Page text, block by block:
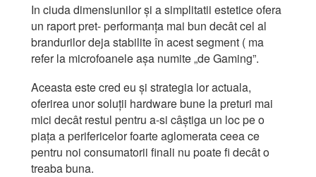
In ciuda dimensiunilor și a simplitatii estetice ofera
un raport pret- performanța mai bun decât cel al
brandurilor deja stabilite în acest segment ( ma
refer la microfoanele așa numite „de Gaming”.
Aceasta este cred eu și strategia lor actuala,
oferirea unor soluții hardware bune la preturi mai
mici decât restul pentru a-si câștiga un loc pe o
piața a perifericelor foarte aglomerata ceea ce
pentru noi consumatorii finali nu poate fi decât o
treaba buna.